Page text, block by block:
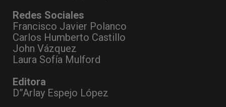
Redes Sociales
Francisco Javier Polanco
Carlos Humberto Castillo
John Vázquez
Laura Sofía Mulford
Editora
D”Arlay Espejo López